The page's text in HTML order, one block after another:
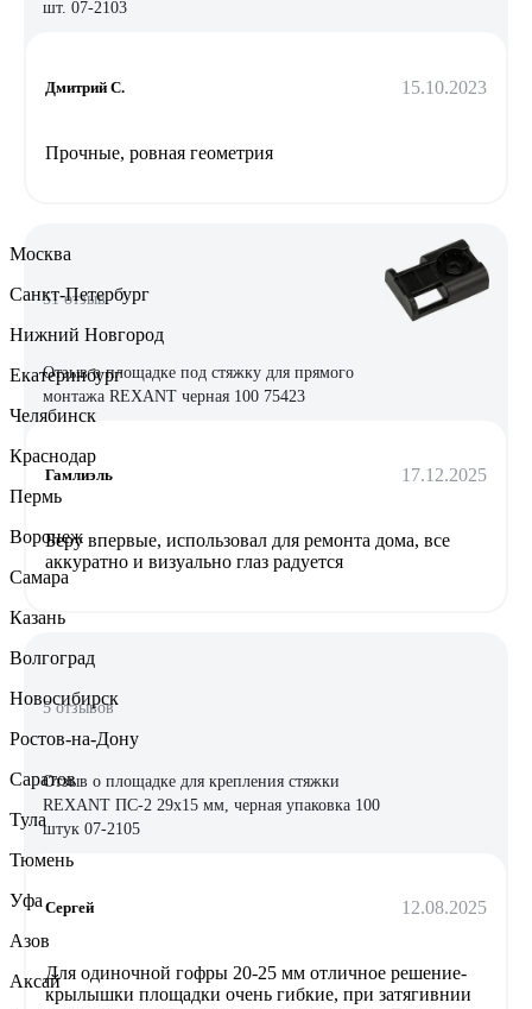
шт. 07-2103
Дмитрий С. 15.10.2023
Прочные, ровная геометрия
51 отзыв
Отзыв о площадке под стяжку для прямого
монтажа REXANT черная 100 75423
Гамлиэль 17.12.2025
Беру впервые, использовал для ремонта дома, все
аккуратно и визуально глаз радуется
5 отзывов
Отзыв о площадке для крепления стяжки
REXANT ПС-2 29x15 мм, черная упаковка 100
штук 07-2105
Сергей 12.08.2025
Для одиночной гофры 20-25 мм отличное решение-
крылышки площадки очень гибкие, при затягивнии
Москва
Санкт-Петербург
Нижний Новгород
Екатеринбург
Челябинск
Краснодар
Пермь
Воронеж
Самара
Казань
Волгоград
Новосибирск
Ростов-на-Дону
Саратов
Тула
Тюмень
Уфа
Азов
Аксай